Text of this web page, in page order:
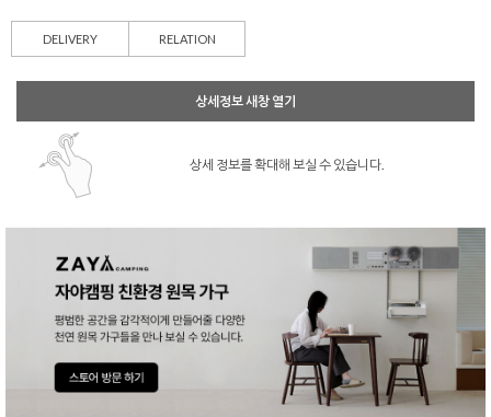
DELIVERY RELATION
상세정보 새창 열기
상세 정보를 확대해 보실 수 있습니다.